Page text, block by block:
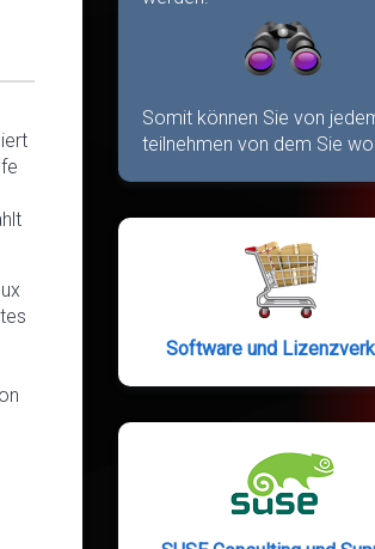
Somit können Sie von
teilnehmen von dem Sie
Software und